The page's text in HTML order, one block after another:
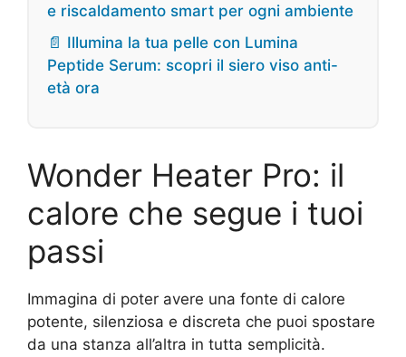
e riscaldamento smart per ogni ambiente
📄 Illumina la tua pelle con Lumina
Peptide Serum: scopri il siero viso anti-
età ora
Wonder Heater Pro: il
calore che segue i tuoi
passi
Immagina di poter avere una fonte di calore
potente, silenziosa e discreta che puoi spostare
da una stanza all’altra in tutta semplicità.